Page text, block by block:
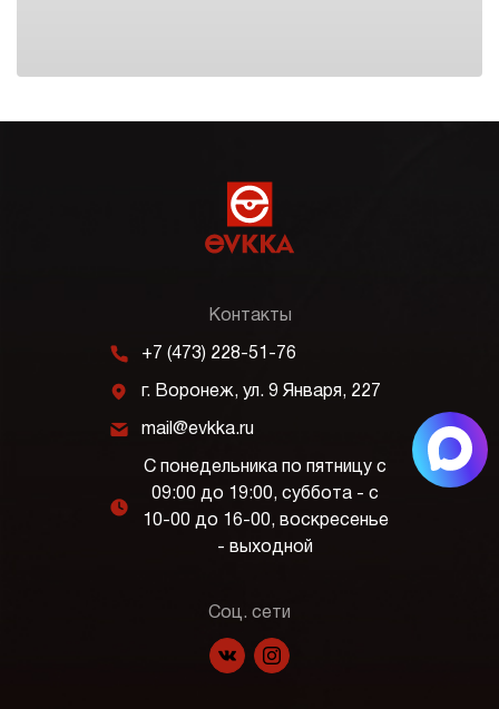
Контакты
m +7 (473) 228-51-76
j г. Воронеж, ул. 9 Января, 227
k mail@evkka.ru
l
С понедельника по пятницу с
09:00 до 19:00, суббота - с
10-00 до 16-00, воскресенье
- выходной
Соц. сети
f p